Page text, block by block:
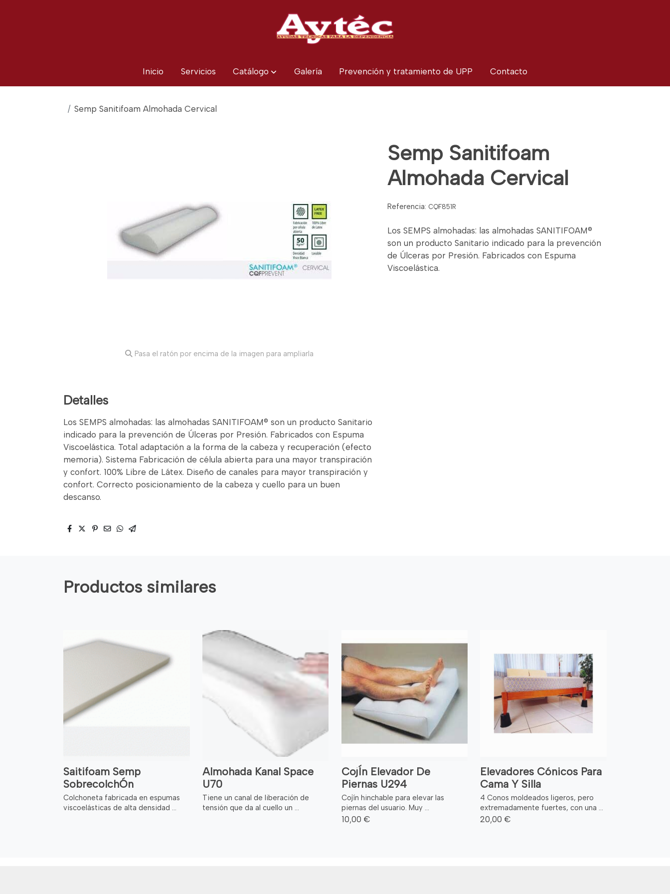
Inicio Servicios Catálogo Galería Prevención y tratamiento de UPP Contacto
Semp Sanitifoam Almohada Cervical
Pasa el ratón por encima de la imagen para ampliarla
Detalles
Los SEMPS almohadas: las almohadas SANITIFOAM® son un producto Sanitario
indicado para la prevención de Úlceras por Presión. Fabricados con Espuma
Viscoelástica. Total adaptación a la forma de la cabeza y recuperación (efecto
memoria). Sistema Fabricación de célula abierta para una mayor transpiración
y confort. 100% Libre de Látex. Diseño de canales para mayor transpiración y
confort. Correcto posicionamiento de la cabeza y cuello para un buen
descanso.
Semp Sanitifoam
Almohada Cervical
Referencia: CQF851R
Los SEMPS almohadas: las almohadas SANITIFOAM®
son un producto Sanitario indicado para la prevención
de Úlceras por Presión. Fabricados con Espuma
Viscoelástica.
Productos similares
Saitifoam Semp
SobrecolchÓn
Colchoneta fabricada en espumas
viscoelásticas de alta densidad ...
Almohada Kanal Space
U70
Tiene un canal de liberación de
tensión que da al cuello un ...
CojÍn Elevador De
Piernas U294
Cojín hinchable para elevar las
piernas del usuario. Muy ...
10,00 €
Elevadores Cónicos Para
Cama Y Silla
4 Conos moldeados ligeros, pero
extremadamente fuertes, con una ...
20,00 €